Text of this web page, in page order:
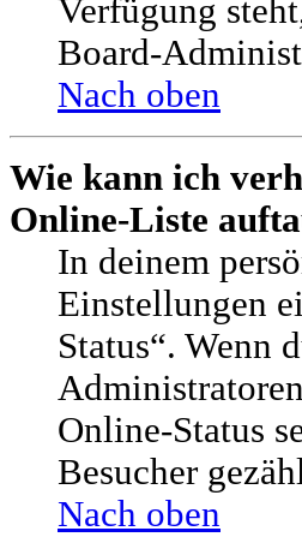
Verfügung
Board-
Nach oben
Wie kann ich
Online-Liste
In deinem
Einstellungen
Status“. Wenn
Online-Status
Besucher
Nach oben